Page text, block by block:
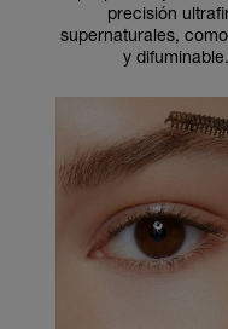
precisión
supernaturales,
y